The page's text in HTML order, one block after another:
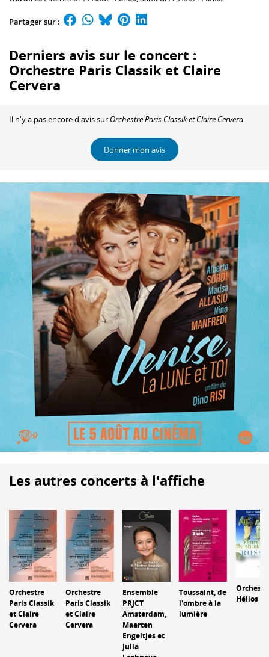
Partager sur :
Derniers avis sur le concert :
Orchestre Paris Classik et Claire
Cervera
Il n'y a pas encore d'avis sur Orchestre Paris Classik et Claire Cervera.
Donner mon avis
Les autres concerts à l'affiche
Orchestre
Paris Classik
et Claire
Cervera
Orchestre
Paris Classik
et Claire
Cervera
Ensemble
PRJCT
Amsterdam,
Maarten
Engeltjes et
Julia
Toussaint, de
l'ombre à la
lumière
Hélios